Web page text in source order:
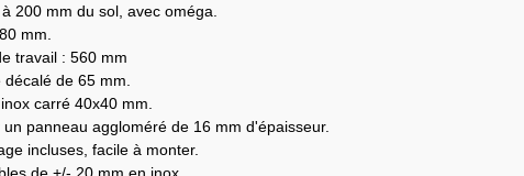
200 mm du sol, avec oméga.
mm.
travail : 560 mm
de 65 mm.
carré 40x40 mm.
panneau aggloméré de 16 mm d'épaisseur.
incluses, facile à monter.